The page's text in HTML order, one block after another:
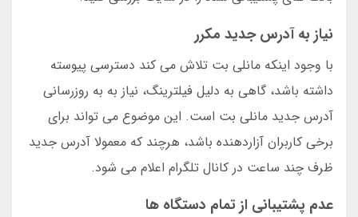
نیاز به آدرس جدید مکرر
با وجود اینکه مانلی بت تلاش می کند دسترسی پیوسته
داشته باشد، گاهی به دلیل فیلترینگ، نیاز به به روزرسانی
آدرس جدید مانلی بت است. این موضوع می تواند برای
برخی کاربران آزاردهنده باشد، هرچند که معمولا آدرس جدید
ظرف چند ساعت در کانال تلگرام اعلام می شود.
عدم پشتیبانی از تمام دستگاه ها